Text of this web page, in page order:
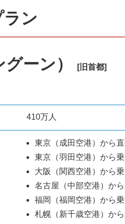
ン
ーン） [旧首都]
410万人
東京（成田空港）から
東京（羽田空港）から
大阪（関西空港）から
名古屋（中部空港）か
福岡（福岡空港）から
札幌（新千歳空港）か